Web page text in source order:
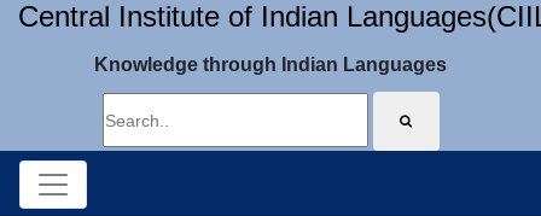
Central Institute of Indian
Knowledge through Indian Languages